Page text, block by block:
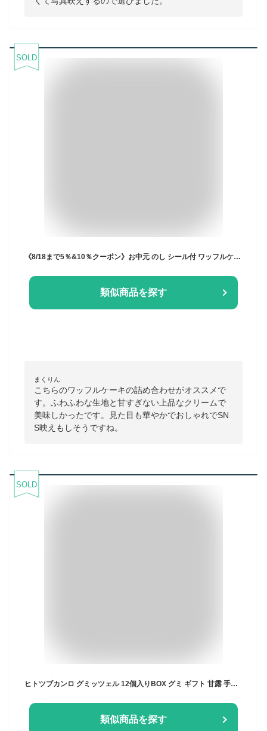
SOLD
《8/18まで5％&10％クーポン》お中元 のし シール付 ワッフルケーキ 10種 お返し おしゃれ 冷凍 お菓子 プレゼント 手土産 洋菓子 ギフト 退職 出産内祝い 出産 内祝い 詰め合わせ 結婚祝い お礼 お返し 焼菓子 職場 差し入れ お祝い返し 誕生日プレゼント 贈り物 お祝い
類似商品を探す
まくりん
こちらのワッフルケーキの詰め合わせがオススメで
す。ふわふわな生地と甘すぎない上品なクリームで
美味しかったです。見た目も華やかでおしゃれでSN
S映えもしそうですね。
SOLD
ヒトツブカンロ グミッツェル 12個入りBOX グミ ギフト 甘露 手土産 カンブリア宮殿 人気
類似商品を探す